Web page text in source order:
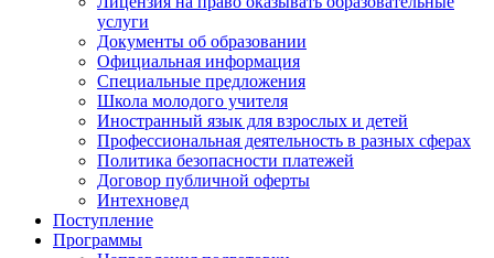
услуги
Документы об образовании
Официальная информация
Специальные предложения
Школа молодого учителя
Иностранный язык для взрослых и детей
Профессиональная деятельность в разных сферах
Политика безопасности платежей
Договор публичной оферты
Интехновед
Поступление
Программы